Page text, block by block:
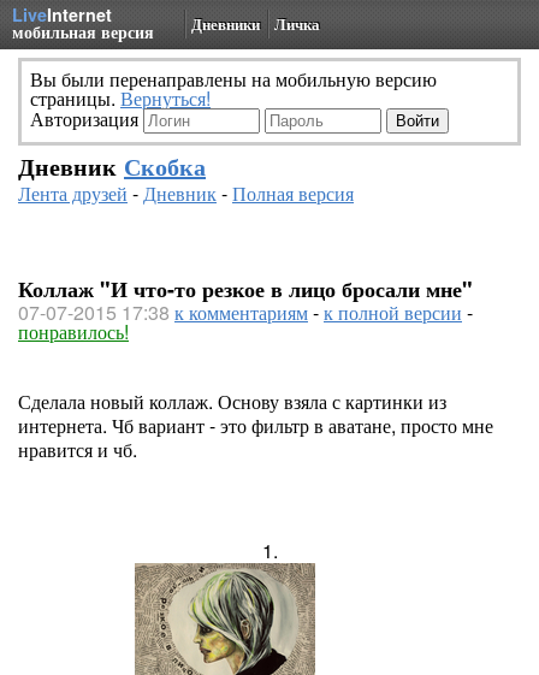
LiveInternet
мобильная версия Дневники Личка
Вы были перенаправлены на мобильную версию
страницы. Вернуться!
Авторизация
Дневник Скобка
Лента друзей -Дневник-Полная версия
Коллаж "И что-то резкое в лицо бросали мне"
07-07-2015 17:38 к комментариям-к полной версии -
понравилось!
Сделала новый коллаж. Основу взяла с картинки из
интернета. Чб вариант - это фильтр в аватане, просто мне
нравится и чб.
1.